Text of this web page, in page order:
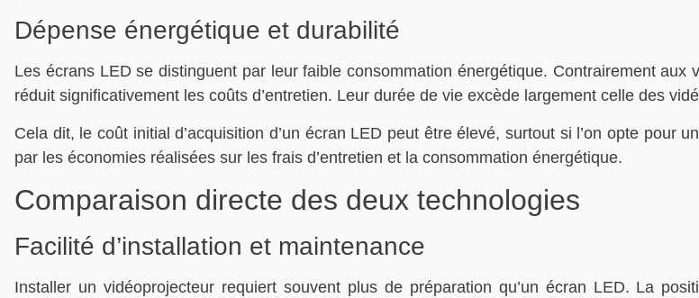
Dépense énergétique et durabilité
Les écrans LED se distinguent par leur faible consommation énergétique. Contrairement
réduit significativement les coûts d’entretien. Leur durée de vie excède largement celle des
Cela dit, le coût initial d’acquisition d’un écran LED peut être élevé, surtout si l’on opte pour
par les économies réalisées sur les frais d’entretien et la consommation énergétique.
Comparaison directe des deux technologies
Facilité d’installation et maintenance
Installer un vidéoprojecteur requiert souvent plus de préparation qu’un écran LED. La